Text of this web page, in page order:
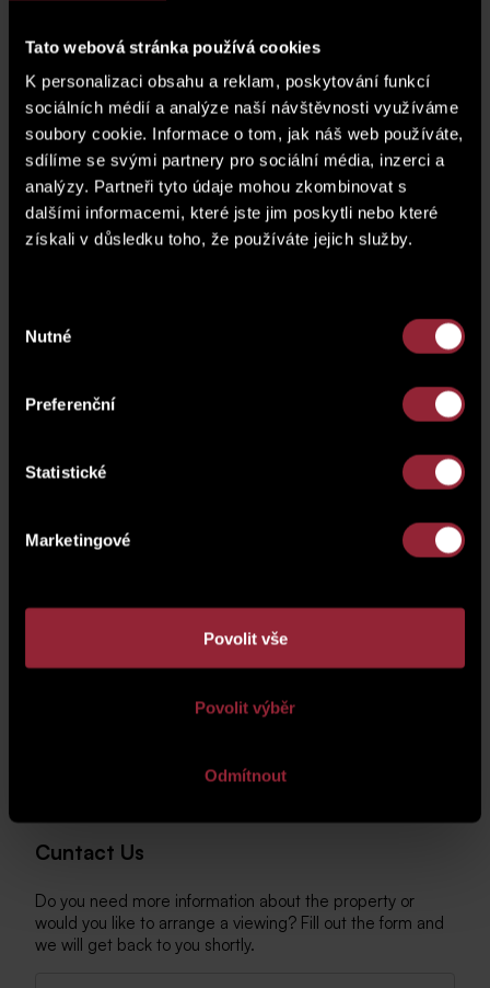
Tato webová stránka používá cookies
K personalizaci obsahu a reklam, poskytování funkcí
sociálních médií a analýze naší návštěvnosti využíváme
soubory cookie. Informace o tom, jak náš web používáte,
sdílíme se svými partnery pro sociální média, inzerci a
analýzy. Partneři tyto údaje mohou zkombinovat s
dalšími informacemi, které jste jim poskytli nebo které
získali v důsledku toho, že používáte jejich služby.
souhlasu
Nutné
Preferenční
Statistické
Marketingové
Povolit vše
Povolit výběr
Odmítnout
parking space
Basement (cellar)
price of a parking space*
* The price of the unit does not include a parking
space.
Cuntact Us
Do you need more information about the property or
would you like to arrange a viewing? Fill out the form and
we will get back to you shortly.